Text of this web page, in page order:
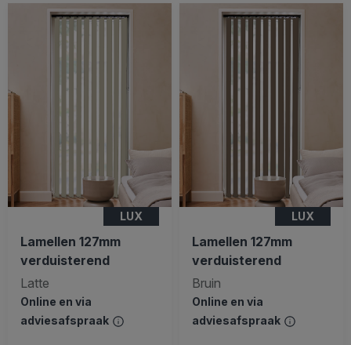
LUX
Lamellen 127mm
verduisterend
Latte
Online en via
adviesafspraak
LUX
Lamellen 127mm
verduisterend
Bruin
Online en via
adviesafspraak